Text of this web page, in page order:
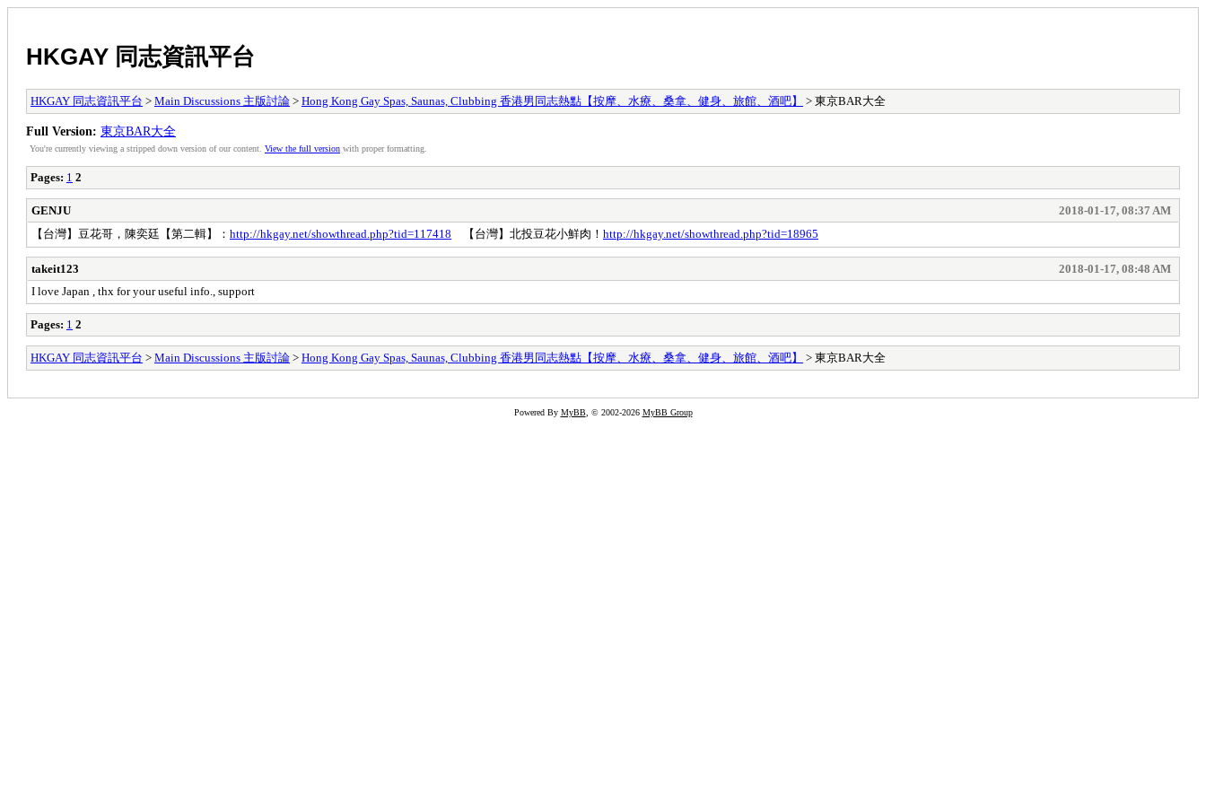
HKGAY 同志資訊平台
HKGAY 同志資訊平台 > Main Discussions 主版討論 > Hong Kong Gay Spas, Saunas, Clubbing 香港男同志熱點【按摩、水療、桑拿、健身、旅館、酒吧】 > 東京BAR大全
Full Version: 東京BAR大全
You're currently viewing a stripped down version of our content. View the full version with proper formatting.
Pages: 1 2
GENJU
2018-01-17, 08:37 AM
【台灣】豆花哥，陳奕廷【第二輯】： http://hkgay.net/showthread.php?tid=117418 【台灣】北投豆花小鮮肉！ http://hkgay.net/showthread.php?tid=18965
takeit123
2018-01-17, 08:48 AM
I love Japan , thx for your useful info., support
Pages: 1 2
HKGAY 同志資訊平台 > Main Discussions 主版討論 > Hong Kong Gay Spas, Saunas, Clubbing 香港男同志熱點【按摩、水療、桑拿、健身、旅館、酒吧】 > 東京BAR大全
Powered By MyBB, © 2002-2026 MyBB Group